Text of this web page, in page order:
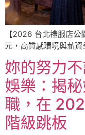
【2026 台北禮服店
元，高質感環境與薪
妳的努力
娛樂：揭
職，在
階級跳板